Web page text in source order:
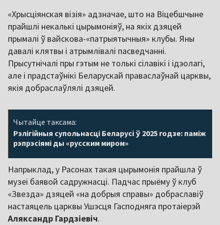
«Хрысціянская візія» адзначае, што на Віцебшчыне
прайшлі некалькі цырымоніяў, на якіх дзяцей
прымалі ў вайскова-«патрыятычныя» клубы. Яны
давалі клятвы і атрымлівалі пасведчанні.
Прысутнічалі пры гэтым не толькі сілавікі і ідэолагі,
але і прадстаўнікі Беларускай праваслаўнай царквы,
якія добраслаўлялі дзяцей.
Чытайце таксама:
Рэлігійныя супольнасці Беларусі ў 2025 годзе: паміж
рэпрэсіямі ды «русским миром»
Напрыклад, у Расонах такая цырымонія прайшла ў
музеі баявой садружнасці. Падчас прыёму ў клуб
«Звезда» дзяцей «на добрыя справы» добраславіў
настаяцель царквы Ушэсця Гасподняга протаіерэй
Аляксандр Гардзіевіч.